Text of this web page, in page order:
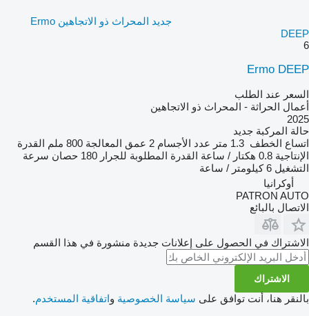
جديد المحراث ذو الاتجاهين Ermo
DEEP
6
Ermo DEEP
السعر عند الطلب
أعمال الحراثة - المحراث ذو الاتجاهين
2025
حالة المركبة جديد
اتساع الخطف 1.3 متر عدد الأجسام 2 عمق المعالجة 800 ملم
القدرة
الإنتاجية 0.8 هكتار / ساعة القدرة المطلوبة للجرار 180 حصان
سرعة
التشغيل 6 كيلومتر / ساعة
أوكرانيا
PATRON AUTO
الاتصال بالبائع
الاشتراك في الحصول على إعلانات جديدة منشورة في هذا القسم
الاشتراك
بالنقر هنا، أنت توافق على سياسة الخصوصية واتفاقية المستخدم.